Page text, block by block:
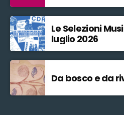
Le Selezioni
luglio 2026
Da bosco e da